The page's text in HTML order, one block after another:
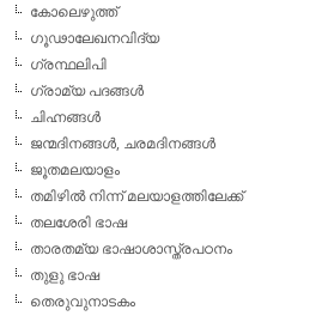
കോലെഴുത്ത്
ഗൂഢാലേഖനവിദ്യ
ഗ്രന്ഥലിപി
ഗ്രാമ്യ പദങ്ങള്‍
ചിഹ്നങ്ങള്‍
ജന്മദിനങ്ങള്‍, ചരമദിനങ്ങള്‍
ജൂതമലയാളം
തമിഴില്‍ നിന്ന് മലയാളത്തിലേക്ക്
തലശേരി ഭാഷ
താരതമ്യ ഭാഷാശാസ്ത്രപഠനം
തുളു ഭാഷ
തെരുവുനാടകം